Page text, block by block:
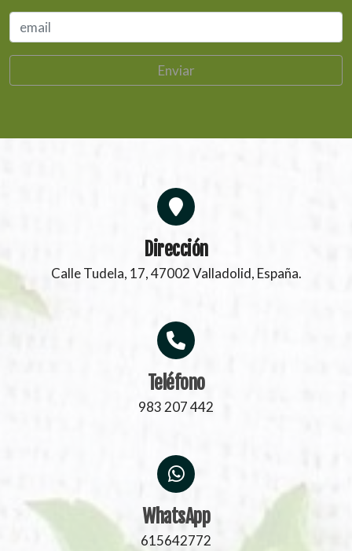
Enviar
Dirección
Calle Tudela, 17, 47002 Valladolid, España.
Teléfono
983 207 442
WhatsApp
615642772